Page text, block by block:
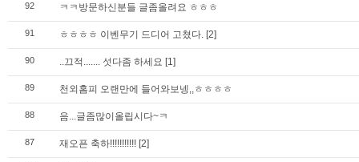
92 ㅋㅋ방문하신분들 글좀올려요 ㅎㅎㅎ
91 ㅎㅎㅎㅎ 이벤무기 드디어 고쳤다. [2]
90 ..끄적....... 섯다좀 하세요 [1]
89 천외홈피 오랜만에 들어와보넹,,ㅎㅎㅎㅎ
88 음...글좀많이올립시다~ㅋ
87 재오픈 축하!!!!!!!!!!! [2]